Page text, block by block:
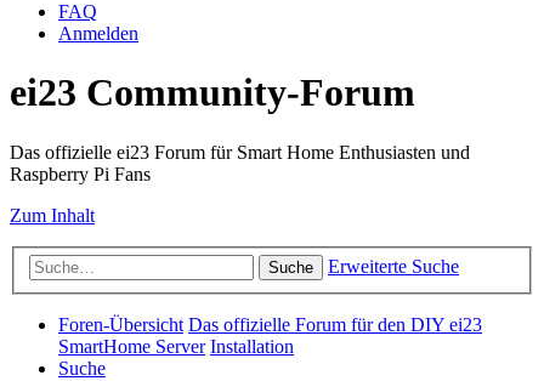
FAQ
Anmelden
ei23 Community-Forum
Das offizielle ei23 Forum für Smart Home Enthusiasten und
Raspberry Pi Fans
Zum Inhalt
Suche Erweiterte Suche
Foren-Übersicht Das offizielle Forum für den DIY ei23
SmartHome Server Installation
Suche